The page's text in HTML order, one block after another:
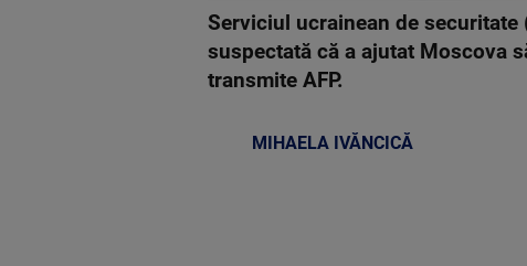
Serviciul ucrainean de securitate
suspectată că a ajutat Moscova
transmite AFP.
MIHAELA IVĂNCICĂ